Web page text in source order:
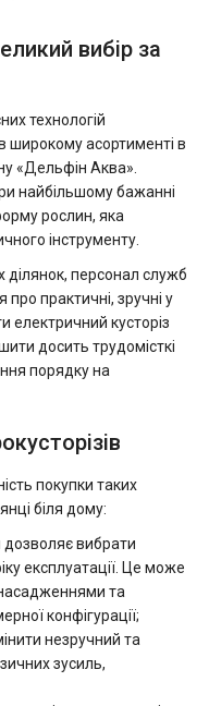
вибір за
технологій
широкому асортименті в
«Дельфін Аква».
найбільшому бажанні
рослин, яка
інструменту.
ділянок, персонал служб
практичні, зручні у
електричний кусторіз
досить трудомісткі
порядку на
покупки таких
біля дому:
дозволяє вибрати
експлуатації. Це може
та
конфігурації;
незручний та
зусиль,